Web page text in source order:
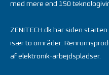
med mere end 150
ZENITECH.dk har siden
især to områder:
af elektronik-arbejdspladser.